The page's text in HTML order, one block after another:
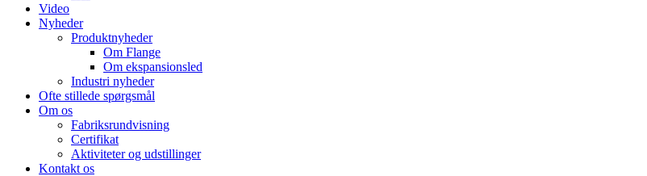
Video
Nyheder
Produktnyheder
Om Flange
Om ekspansionsled
Industri nyheder
Ofte stillede spørgsmål
Om os
Fabriksrundvisning
Certifikat
Aktiviteter og udstillinger
Kontakt os